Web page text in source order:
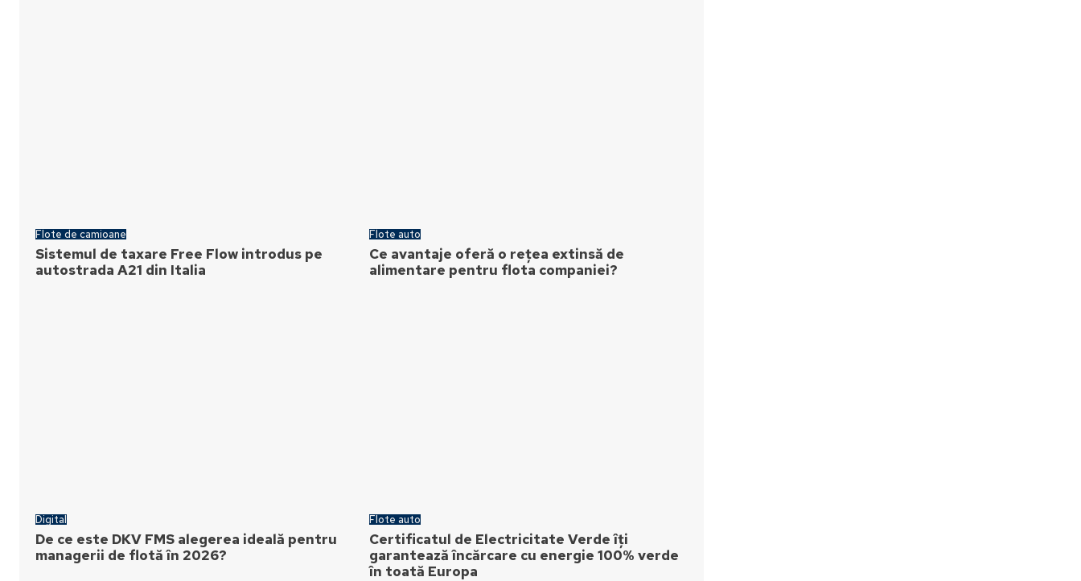
Flote de camioane
Sistemul de taxare Free Flow introdus pe
autostrada A21 din Italia
Flote auto
Ce avantaje oferă o rețea extinsă de
alimentare pentru flota companiei?
Digital
De ce este DKV FMS alegerea ideală pentru
managerii de flotă în 2026?
Flote auto
Certificatul de Electricitate Verde îți
garantează încărcare cu energie 100% verde
în toată Europa